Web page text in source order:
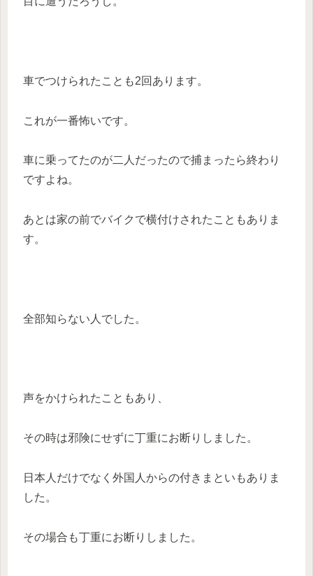
車でつけられたことも2回あります。
これが一番怖いです。
車に乗ってたのが二人だったので捕まったら終わり
ですよね。
あとは家の前でバイクで横付けされたこともありま
す。
全部知らない人でした。
声をかけられたこともあり、
その時は邪険にせずに丁重にお断りしました。
日本人だけでなく外国人からの付きまといもありま
した。
その場合も丁重にお断りしました。